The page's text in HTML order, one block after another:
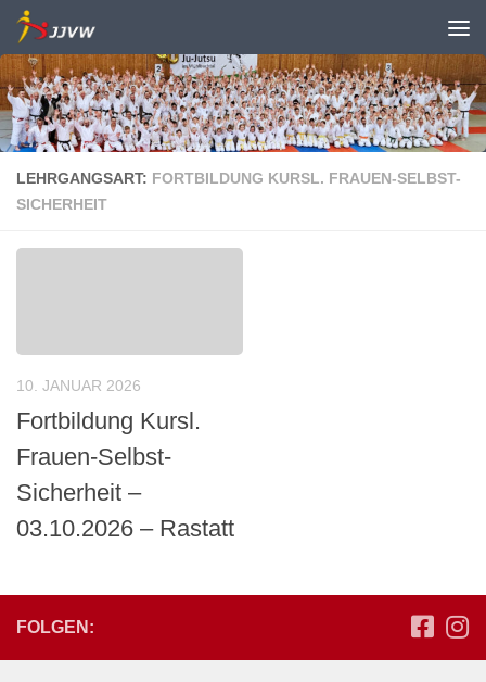
Zum Inhalt springen
LEHRGANGSART: FORTBILDUNG KURSL. FRAUEN-SELBST-
SICHERHEIT
10. JANUAR 2026
Fortbildung Kursl.
Frauen-Selbst-
Sicherheit –
03.10.2026 – Rastatt
FOLGEN: